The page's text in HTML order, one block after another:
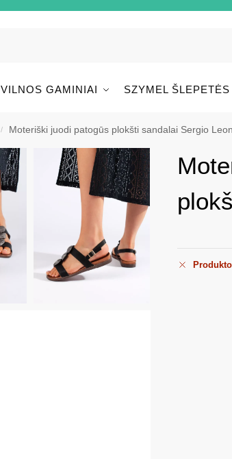
VILNOS GAMINIAI SZYMEL ŠLEPETĖS
/ Moteriški juodi patogūs plokšti sandalai Sergio